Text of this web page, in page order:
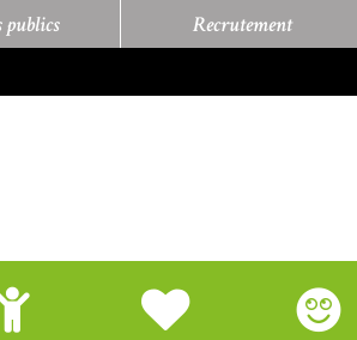
publics Recrutement